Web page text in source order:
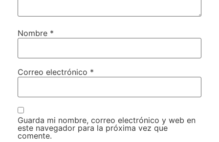
Nombre *
Correo electrónico *
Guarda mi nombre, correo electrónico y web en
este navegador para la próxima vez que
comente.